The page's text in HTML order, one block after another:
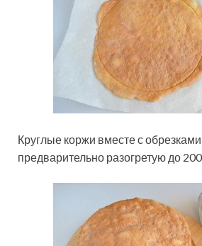
Круглые коржи вместе с
предварительно разогретую до